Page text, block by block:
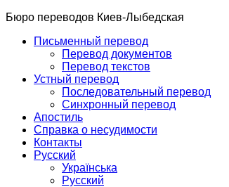
Бюро переводов Киев-Лыбедская
Письменный перевод
Перевод документов
Перевод текстов
Устный перевод
Последовательный перевод
Синхронный перевод
Апостиль
Справка о несудимости
Контакты
Русский
Українська
Русский